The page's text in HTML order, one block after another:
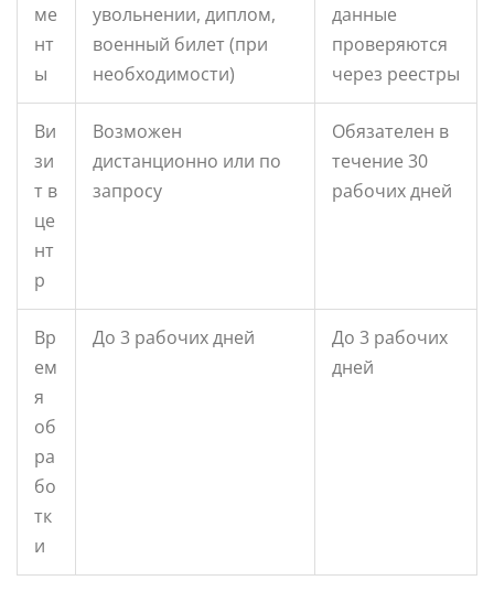
ме
нт
ы
увольнении, диплом,
военный билет (при
необходимости)
данные
проверяются
через реестры
Ви
зи
т в
це
нт
р
Возможен
дистанционно или по
запросу
Обязателен в
течение 30
рабочих дней
Вр
ем
я
об
ра
бо
тк
и
До 3 рабочих дней
До 3 рабочих
дней